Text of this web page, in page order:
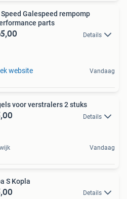
Galespeed rempomp
parts
Details
website Vandaag
voor verstralers 2 stuks
Details
Vandaag
S Kopla
Details